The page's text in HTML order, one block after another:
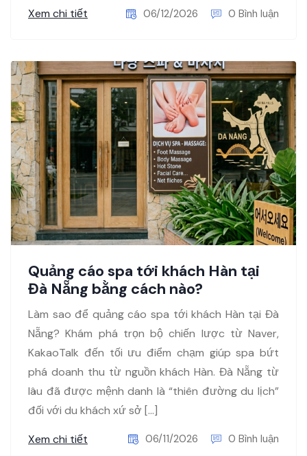
Xem chi tiết
06/12/2026 0 Bình luận
Quảng cáo spa tới khách Hàn tại
Đà Nẵng bằng cách nào?
Làm sao để quảng cáo spa tới khách Hàn tại Đà
Nẵng? Khám phá trọn bộ chiến lược từ Naver,
KakaoTalk đến tối ưu điểm chạm giúp spa bứt
phá doanh thu từ nguồn khách Hàn. Đà Nẵng từ
lâu đã được mệnh danh là “thiên đường du lịch”
đối với du khách xứ sở […]
Xem chi tiết
06/11/2026 0 Bình luận